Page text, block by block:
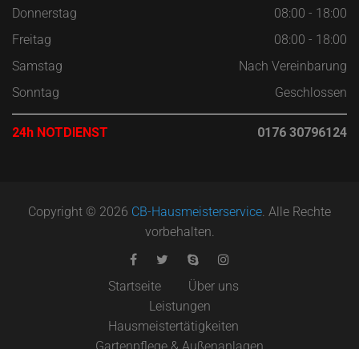
Donnerstag
08:00 - 18:00
Freitag
08:00 - 18:00
Samstag
Nach Vereinbarung
Sonntag
Geschlossen
24h NOTDIENST 0176 30796124
Copyright © 2026 CB-Hausmeisterservice. Alle Rechte
vorbehalten.
Startseite
Über uns
Leistungen
Hausmeistertätigkeiten